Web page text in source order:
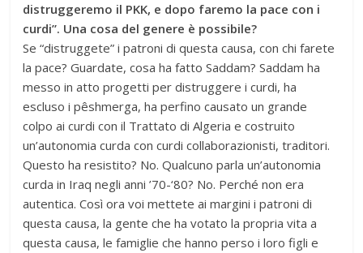
distruggeremo il PKK, e dopo faremo la pace con i
curdi”. Una cosa del genere è possibile?
Se “distruggete” i patroni di questa causa, con chi farete
la pace? Guardate, cosa ha fatto Saddam? Saddam ha
messo in atto progetti per distruggere i curdi, ha
escluso i pêshmerga, ha perfino causato un grande
colpo ai curdi con il Trattato di Algeria e costruito
un’autonomia curda con curdi collaborazionisti, traditori.
Questo ha resistito? No. Qualcuno parla un’autonomia
curda in Iraq negli anni ’70-‘80? No. Perché non era
autentica. Così ora voi mettete ai margini i patroni di
questa causa, la gente che ha votato la propria vita a
questa causa, le famiglie che hanno perso i loro figli e